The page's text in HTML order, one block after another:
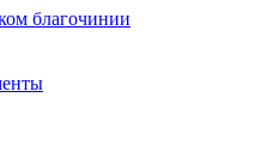
благочинии